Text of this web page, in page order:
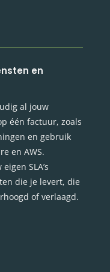
en
al jouw
één factuur, zoals
en gebruik
en AWS.
SLA’s
die je levert, die
of verlaagd.